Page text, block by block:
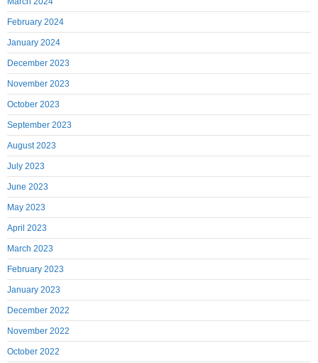
February 2024
January 2024
December 2023
November 2023
October 2023
September 2023
August 2023
July 2023
June 2023
May 2023
April 2023
March 2023
February 2023
January 2023
December 2022
November 2022
October 2022